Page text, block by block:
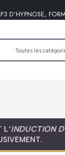
D’HYPNOSE,
L’INDUCTION